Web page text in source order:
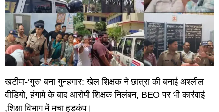
खटीमा-‘गुरु’ बना गुनहगार: खेल शिक्षक ने छात्रा की बनाई अश्लील
वीडियो, हंगामे के बाद आरोपी शिक्षक निलंबन, BEO पर भी कार्रवाई
,शिक्षा विभाग में मचा हड़कंप।